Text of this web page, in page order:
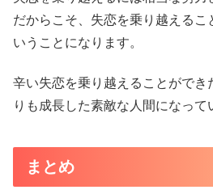
だからこそ、失恋を乗り越えるこ
いうことになります。
辛い失恋を乗り越えることができ
りも成長した素敵な人間になって
まとめ